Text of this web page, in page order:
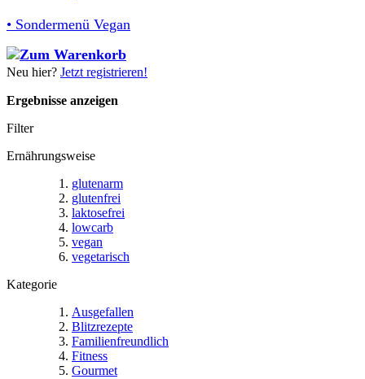
• Sondermenü Vegan
Neu hier? Jetzt registrieren!
Ergebnisse anzeigen
Filter
Ernährungsweise
glutenarm
glutenfrei
laktosefrei
lowcarb
vegan
vegetarisch
Kategorie
Ausgefallen
Blitzrezepte
Familienfreundlich
Fitness
Gourmet